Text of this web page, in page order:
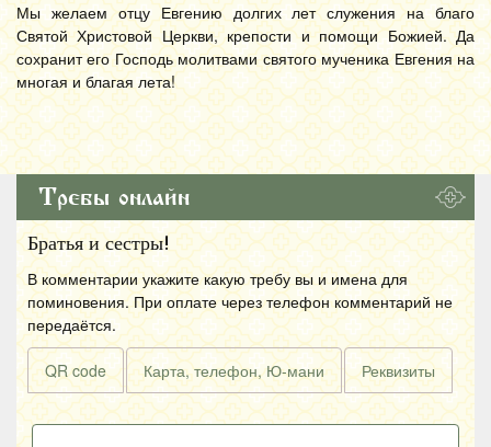
Мы желаем отцу Евгению долгих лет служения на благо
Святой Христовой Церкви, крепости и помощи Божией. Да
сохранит его Господь молитвами святого мученика Евгения на
многая и благая лета!
Требы онлайн
Братья и сестры!
В комментарии укажите какую требу вы и имена для
поминовения. При оплате через телефон комментарий не
передаётся.
QR code Карта, телефон, Ю-мани Реквизиты